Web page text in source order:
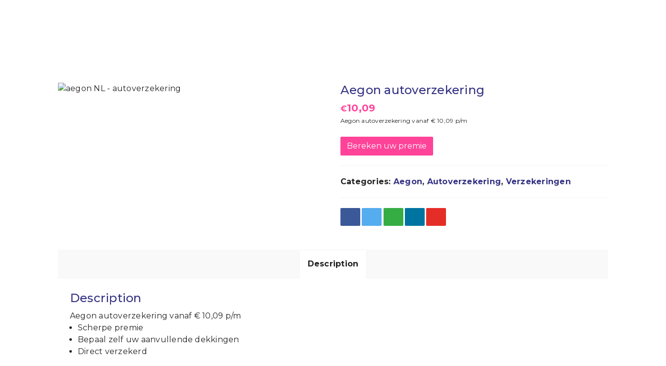
Aegon autoverzekering
€10,09
Aegon autoverzekering vanaf € 10,09 p/m
Bereken uw premie
Categories: Aegon, Autoverzekering, Verzekeringen
Description
Description
Aegon autoverzekering vanaf € 10,09 p/m
Scherpe premie
Bepaal zelf uw aanvullende dekkingen
Direct verzekerd